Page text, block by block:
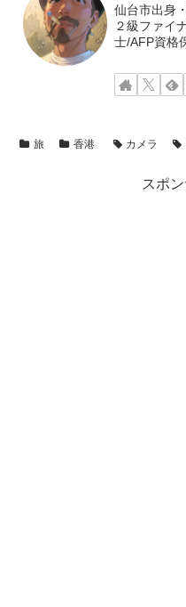
仙台市出身
２級ファイ
士/AFP資格
旅 香港 カメラ
スポ